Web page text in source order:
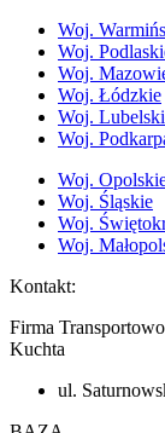
Woj.
Woj.
Woj.
Woj. Łódzkie
Woj.
Woj.
Woj.
Woj. Śląskie
Woj.
Woj.
Kontakt:
Firma
Kuchta​
ul.